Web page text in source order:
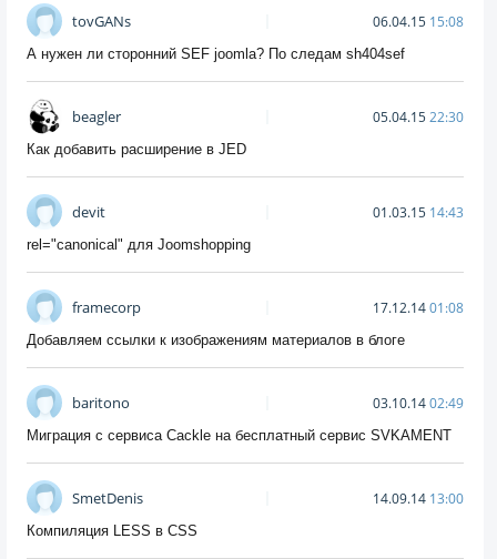
tovGANs 06.04.15 15:08
А нужен ли сторонний SEF joomla? По следам sh404sef
beagler 05.04.1522:30
Как добавить расширение в JED
devit 01.03.15 14:43
rel="canonical" для Joomshopping
framecorp 17.12.1401:08
Добавляем ссылки к изображениям материалов в блоге
baritono 03.10.1402:49
Миграция с сервиса Cackle на бесплатный сервис SVKAMENT
SmetDenis 14.09.14 13:00
Компиляция LESS в CSS